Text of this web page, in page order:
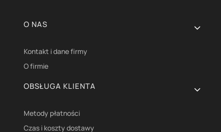
Linki w stopce
O NAS
Kontakt i dane firmy
O firmie
OBSŁUGA KLIENTA
Metody płatności
Czas i koszty dostawy